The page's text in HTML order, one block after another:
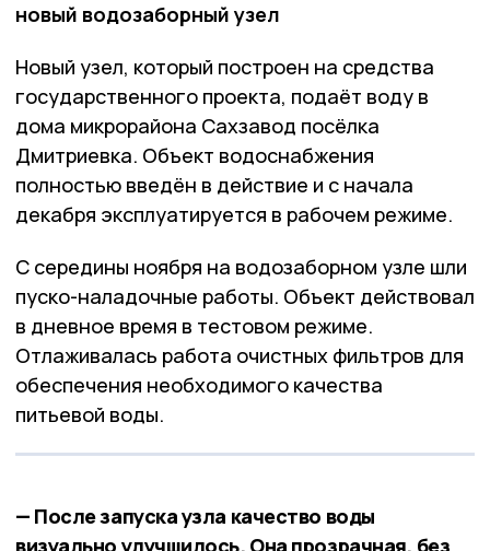
новый водозаборный узел
Новый узел, который построен на средства
государственного проекта, подаёт воду в
дома микрорайона Сахзавод посёлка
Дмитриевка. Объект водоснабжения
полностью введён в действие и с начала
декабря эксплуатируется в рабочем режиме.
С середины ноября на водозаборном узле шли
пуско-наладочные работы. Объект действовал
в дневное время в тестовом режиме.
Отлаживалась работа очистных фильтров для
обеспечения необходимого качества
питьевой воды.
— После запуска узла качество воды